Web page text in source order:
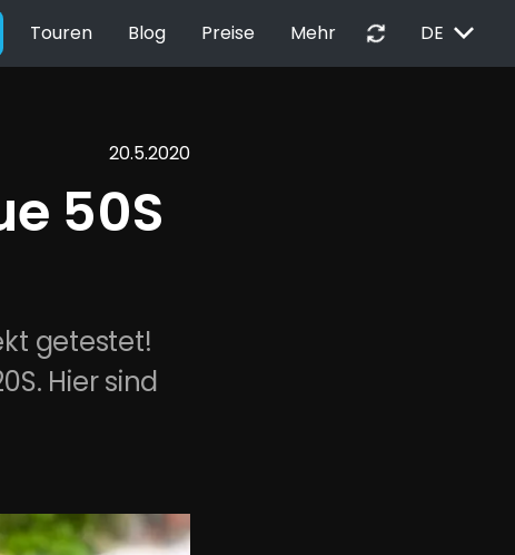
Touren Blog Preise Mehr autorenew DE EXPAND_MORE
20.5.2020
50S
getestet!
Hier sind